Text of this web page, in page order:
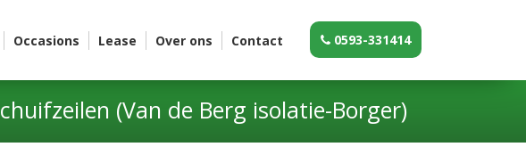
0593-331414
Occasions Lease Over ons Contact
(Van de Berg isolatie-Borger)